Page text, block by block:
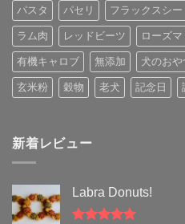
パスタ パセリ フラックスシー
ラム肉 レッドビーツ ローズマ
有機キャロブ 無添加 犬のおや
玄米粉 穀物 老犬 記念日
新着レビュー
Labra Donuts!